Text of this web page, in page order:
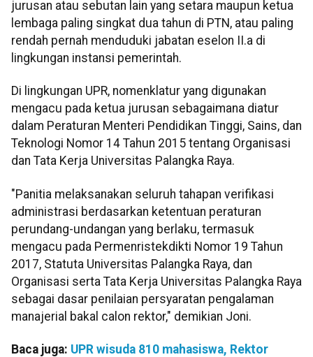
jurusan atau sebutan lain yang setara maupun ketua
lembaga paling singkat dua tahun di PTN, atau paling
rendah pernah menduduki jabatan eselon II.a di
lingkungan instansi pemerintah.
Di lingkungan UPR, nomenklatur yang digunakan
mengacu pada ketua jurusan sebagaimana diatur
dalam Peraturan Menteri Pendidikan Tinggi, Sains, dan
Teknologi Nomor 14 Tahun 2015 tentang Organisasi
dan Tata Kerja Universitas Palangka Raya.
"Panitia melaksanakan seluruh tahapan verifikasi
administrasi berdasarkan ketentuan peraturan
perundang-undangan yang berlaku, termasuk
mengacu pada Permenristekdikti Nomor 19 Tahun
2017, Statuta Universitas Palangka Raya, dan
Organisasi serta Tata Kerja Universitas Palangka Raya
sebagai dasar penilaian persyaratan pengalaman
manajerial bakal calon rektor," demikian Joni.
Baca juga: UPR wisuda 810 mahasiswa, Rektor